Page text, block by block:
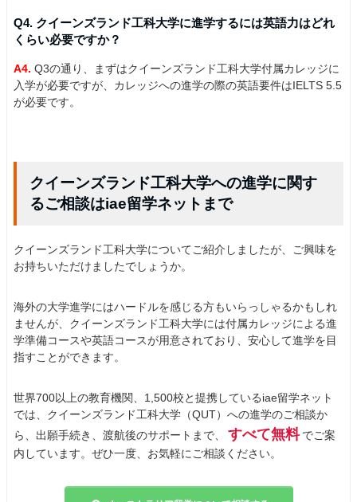
Q4. クイーンズランド工科大学に進学するには英語力はどれ
くらい必要ですか？
A4. Q3の通り、まずはクイーンズランド工科大学付属カレッジに
入学が必要ですが、カレッジへの進学の際の英語要件はIELTS 5.5
が必要です。
クイーンズランド工科大学への進学に関す
るご相談はiae留学ネットまで
クイーンズランド工科大学についてご紹介しましたが、ご興味を
お持ちいただけましたでしょうか。
海外の大学進学にはハードルを感じる方もいらっしゃるかもしれ
ませんが、クイーンズランド工科大学には付属カレッジによる進
学準備コースや英語コースが用意されており、安心して進学を目
指すことができます。
世界700以上の教育機関、1,500校と提携しているiae留学ネット
では、クイーンズランド工科大学（QUT）への進学のご相談か
ら、出願手続き、渡航後のサポートまで、
すべて無料 でご案
内しています。ぜひ一度、お気軽にご相談ください。